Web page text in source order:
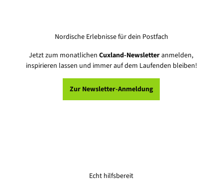
Nordische Erlebnisse für dein Postfach
Jetzt zum monatlichenCuxland-Newsletteranmelden,
inspirieren lassen und immer auf dem Laufenden bleiben!
Zur Newsletter-Anmeldung
Echt hilfsbereit